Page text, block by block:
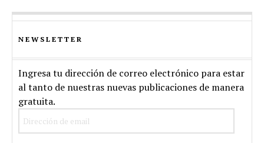
NEWSLETTER
Ingresa tu dirección de correo electrónico para estar
al tanto de nuestras nuevas publicaciones de manera
gratuita.